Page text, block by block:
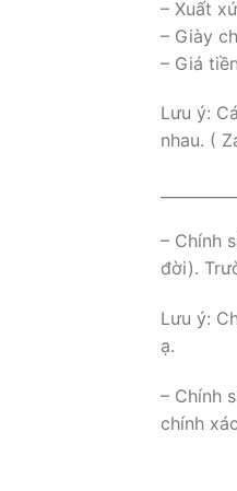
– Xuất
– Giày
– Giá
Lưu ý:
nhau. (
– Chính
đời).
Lưu ý:
ạ.
– Chính
chính